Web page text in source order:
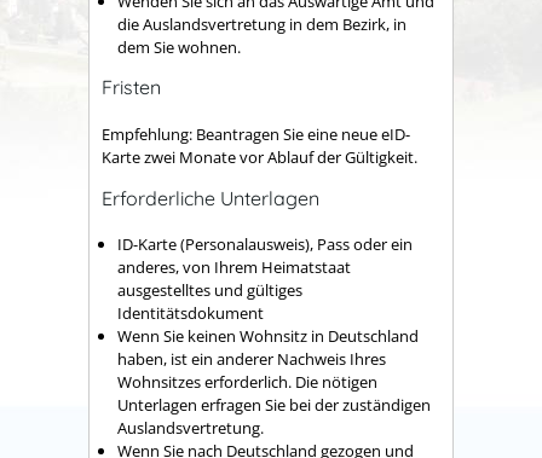
die Auslandsvertretung in dem Bezirk, in
dem Sie wohnen.
Fristen
Empfehlung: Beantragen Sie eine neue eID-
Karte zwei Monate vor Ablauf der Gültigkeit.
Erforderliche Unterlagen
ID-Karte (Personalausweis), Pass oder ein
anderes, von Ihrem Heimatstaat
ausgestelltes und gültiges
Identitätsdokument
Wenn Sie keinen Wohnsitz in Deutschland
haben, ist ein anderer Nachweis Ihres
Wohnsitzes erforderlich. Die nötigen
Unterlagen erfragen Sie bei der zuständigen
Auslandsvertretung.
Wenn Sie nach Deutschland gezogen und